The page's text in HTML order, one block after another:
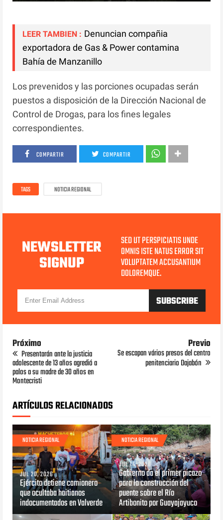
LEER TAMBIEN : Denuncian compañia
exportadora de Gas & Power contamina
Bahía de Manzanillo
Los prevenidos y las porciones ocupadas serán
puestos a disposición de la Dirección Nacional de
Control de Drogas, para los fines legales
correspondientes.
COMPARTIR COMPARTIR
TAGS NOTICIA REGIONAL
NEWSLETTER
SIGNUP
SED UT PERSPICIATIS UNDE
OMNIS ISTE NATUS ERROR SIT
VOLUPTATEM ACCUSANTIUM
DOLOREMQUE.
Próximo
Presentarán ante la justicia
adolescente de 13 años agredió a
palos a su madre de 30 años en
Montecristi
Previo
Se escapan vários presos del centro
penitenciario Dajabón
ARTÍCULOS RELACIONADOS
NOTICIA REGIONAL
JUL 20, 2026
Ejército detiene camionero
que ocultaba haitianos
indocumentados en Valverde
NOTICIA REGIONAL
JUL 14, 2026
Gobierno da el primer picazo
para la construcción del
puente sobre el Río
Artibonito por Guayajayuco